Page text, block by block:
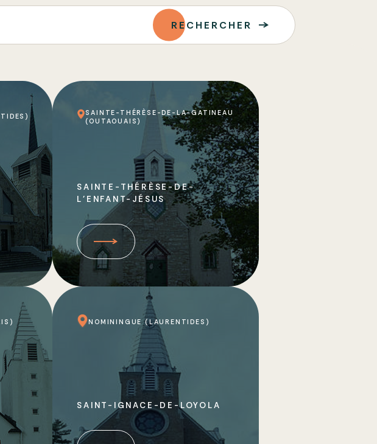
RECHERCHER
SAINTE-THÉRÈSE-DE-LA-GATINEAU
(OUTAOUAIS)
SAINTE-THÉRÈSE-DE-
L’ENFANT-JÉSUS
NOMININGUE (LAURENTIDES)
SAINT-IGNACE-DE-LOYOLA